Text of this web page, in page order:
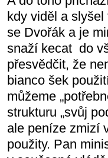
kdy viděl a
se Dvořák a je
snaží kecat do
přesvědčit, že
bianco šek
můžeme
strukturu „svůj
ale peníze zmizí
použity. Pan